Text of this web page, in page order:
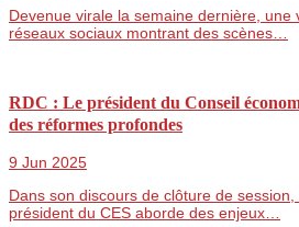
Devenue virale la semaine dernière, une
réseaux sociaux montrant des scènes…
RDC : Le président du Conseil
des réformes profondes
9 Jun 2025
Dans son discours de clôture de
président du CES aborde des enjeux…